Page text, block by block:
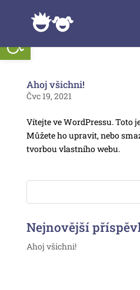
Open toolbar
Ahoj všichni!
Čvc 19, 2021
Vítejte ve WordPressu. Toto
Můžete ho upravit, nebo
tvorbou vlastního webu.
Nejnovější
Ahoj všichni!